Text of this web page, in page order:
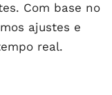
Com base no
ajustes e
real.